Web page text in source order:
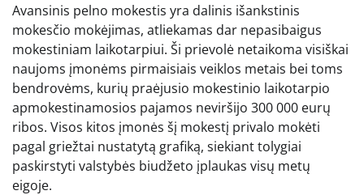
Avansinis pelno mokestis yra dalinis išankstinis
mokesčio mokėjimas, atliekamas dar nepasibaigus
mokestiniam laikotarpiui. Ši prievolė netaikoma visiškai
naujoms įmonėms pirmaisiais veiklos metais bei toms
bendrovėms, kurių praėjusio mokestinio laikotarpio
apmokestinamosios pajamos neviršijo 300 000 eurų
ribos. Visos kitos įmonės šį mokestį privalo mokėti
pagal griežtai nustatytą grafiką, siekiant tolygiai
paskirstyti valstybės biudžeto įplaukas visų metų
eigoje.